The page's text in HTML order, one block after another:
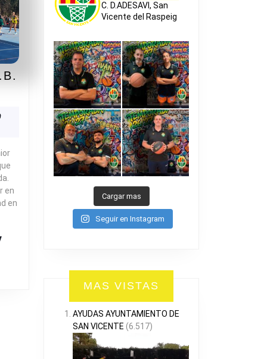
en
en
C. D.ADESAVI, San
Vicente del Raspeig
Cargar mas
Seguir en Instagram
MAS VISTAS
AYUDAS AYUNTAMIENTO DE
SAN VICENTE (6.517)